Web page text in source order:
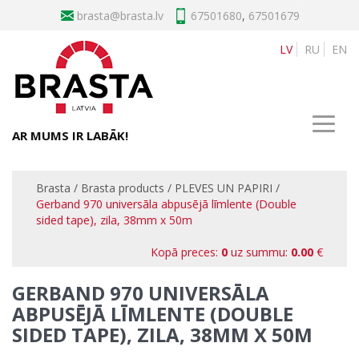
brasta 67501680, 67501679
AR MUMS IR LABĀK!
LV RU EN
Brasta / Brasta products / PLEVES UN PAPIRI /
Gerband 970 universāla abpusējā līmlente (Double
sided tape), zila, 38mm x 50m
Kopā preces: 0 uz summu: 0.00 €
GERBAND 970 UNIVERSĀLA
ABPUSĒJĀ LĪMLENTE (DOUBLE
SIDED TAPE), ZILA, 38MM X 50M